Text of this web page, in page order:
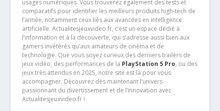
usages numériques. Vous trouverez également des tests et
comparatifs pour identifier les meilleurs produits high-tech de
l’année, notamment ceux liés aux avancées en intelligence
artificielle. Actualitesjeuxvideo.fr, c’est un espace dédié à
l’information et à la découverte, qui s’adresse aussi bien aux
gamers invétérés qu’aux amateurs de cinéma et de
technologie. Que vous soyez curieux des derniers trailers de
jeux vidéo, des performances de la PlayStation 5 Pro, ou des
jeux très attendus en 2025, notre site est là pour vous
accompagner. Découvrez dès maintenant l’univers
passionnant du divertissement et de l’innovation avec
Actualitesjeuxvideo.fr !